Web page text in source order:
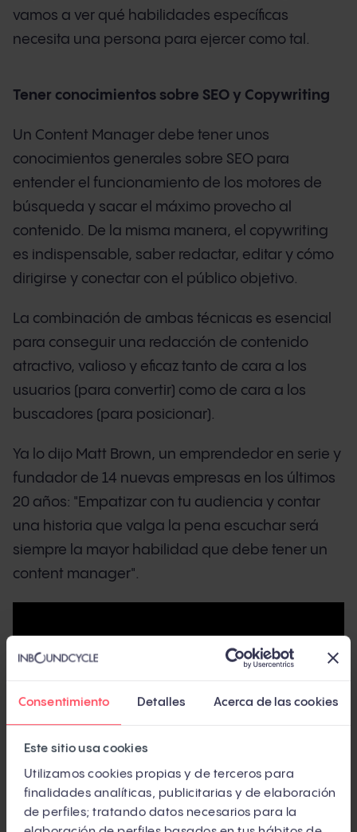
Consentimiento Detalles Acerca de las cookies
Este sitio usa cookies
Utilizamos cookies propias y de terceros para
finalidades analíticas, publicitarias y de elaboración
de perfiles; tratando datos necesarios para la
vamos a ver qué habilidades específicas
necesita una persona para ejercer como tal.
Tener conocimientos sobre SEO y Copywriting
Un Content Manager debe tener unos
conocimientos generales sobre SEO para
entender el funcionamiento de los motores de
búsqueda y sacar el máximo provecho al
contenido. De la misma manera, el copywriting
es indispensable, saber redactar, editar y cómo
dirigirse y conectar con el público objetivo.
La combinación de ambas técnicas es esencial
para conseguir una redacción de contenido
atractivo, valioso y eficaz tanto de cara a los
usuarios (para convertir) como de cara a los
buscadores (para posicionar).
Ya lo dijo Matt Brown, un emprendedor en serie y
fundador de 14 nuevas empresas en los últimos
20 años: "Empatizar con tu audiencia y contar
una historia que valga la pena escuchar será
siempre la mayor habilidad que debe tener un
content manager".